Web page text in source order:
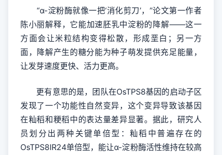
“α-淀粉酶就像一把‘消化剪刀’，”论文第一作者
陈小丽解释，它能加速胚乳中淀粉的降解——这一
方面会让米粒结构变得松散，形成垩白；另一方
面，降解产生的糖分能为种子萌发提供充足能量，
让发芽速度更快、活力更高。
更有意思的是，团队在OsTPS8基因的启动子区
发现了一个功能性自然变异，这个变异导致该基因
在籼稻和粳稻中的表达量差异显著。据此，研究人
员划分出两种关键单倍型：籼稻中普遍存在的
OsTPS8IR24单倍型，能让α-淀粉酶活性维持在较高